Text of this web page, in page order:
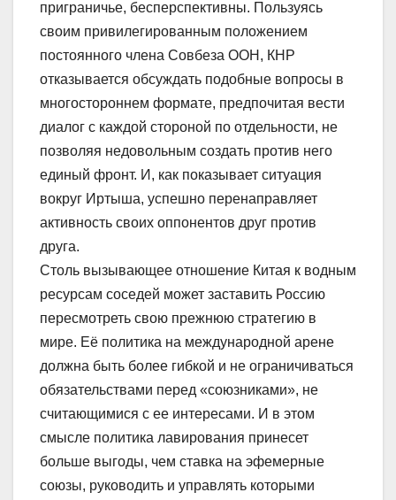
приграничье, бесперспективны. Пользуясь
своим привилегированным положением
постоянного члена Совбеза ООН, КНР
отказывается обсуждать подобные вопросы в
многостороннем формате, предпочитая вести
диалог с каждой стороной по отдельности, не
позволяя недовольным создать против него
единый фронт. И, как показывает ситуация
вокруг Иртыша, успешно перенаправляет
активность своих оппонентов друг против
друга.
Столь вызывающее отношение Китая к водным
ресурсам соседей может заставить Россию
пересмотреть свою прежнюю стратегию в
мире. Её политика на международной арене
должна быть более гибкой и не ограничиваться
обязательствами перед «союзниками», не
считающимися с ее интересами. И в этом
смысле политика лавирования принесет
больше выгоды, чем ставка на эфемерные
союзы, руководить и управлять которыми